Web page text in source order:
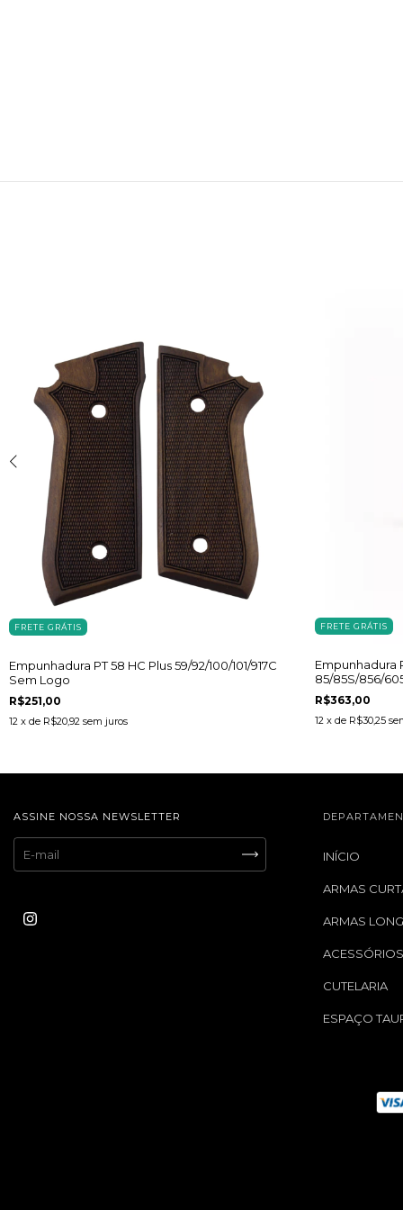
FRETE GRÁTIS
Empunhadura PT 58 HC Plus 59/92/100/101/917C
Sem Logo
R$251,00
12 x de R$20,92 sem juros
FRETE GRÁTIS
Empunhadura
85/85S/856/
R$363,00
12 x de R$30,25
ASSINE NOSSA NEWSLETTER
INÍCIO
ARMAS
ARMAS
CUTELARIA
ESPAÇO